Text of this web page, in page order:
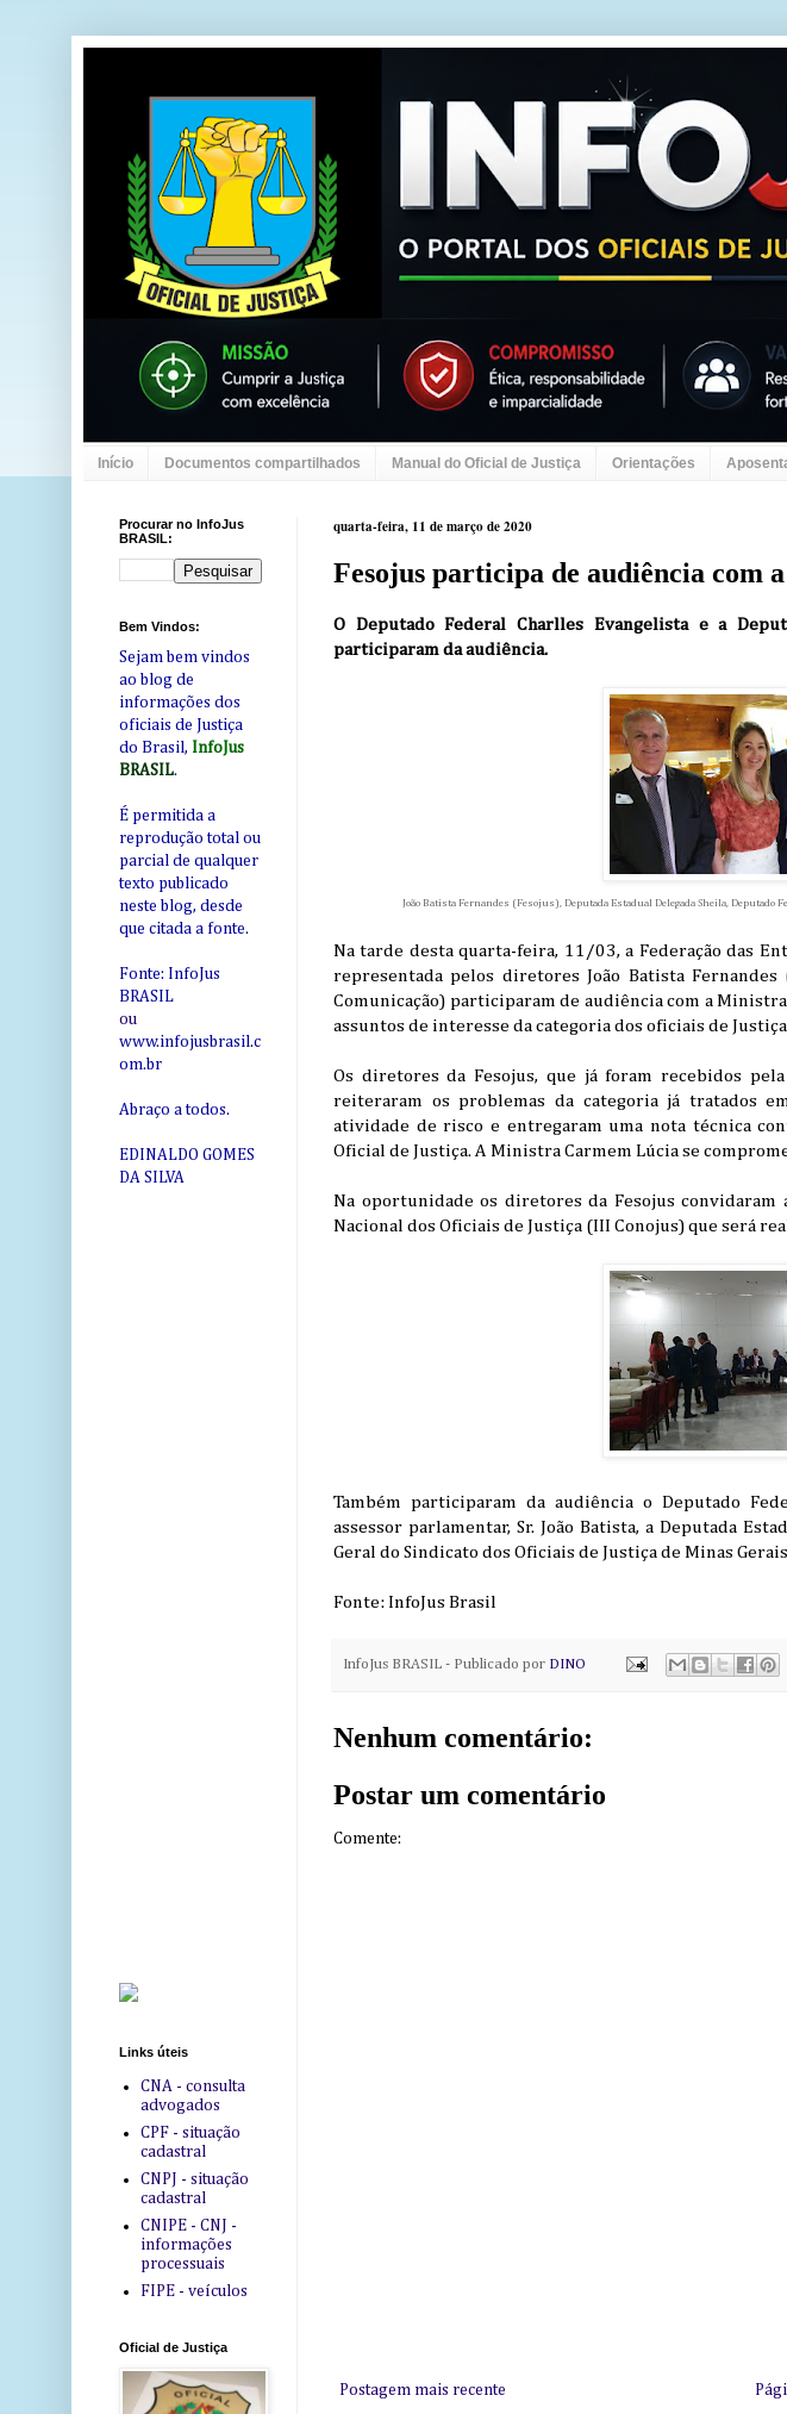
Início Documentos compartilhados Manual do Oficial de Justiça Orientações
quarta-feira, 11 de março de 2020
Fesojus participa de audiência com
O Deputado Federal Charlles Evangelista e a
participaram da audiência.
João Batista Fernandes (Fesojus), Deputada Estadual Delegada Sheila,
Na tarde desta quarta-feira, 11/03, a Federação das
representada pelos diretores João Batista
Comunicação) participaram de audiência com a
assuntos de interesse da categoria dos oficiais de
Os diretores da Fesojus, que já foram recebidos
reiteraram os problemas da categoria já tratados
atividade de risco e entregaram uma nota técnica
Oficial de Justiça. A Ministra Carmem Lúcia se
Na oportunidade os diretores da Fesojus
Nacional dos Oficiais de Justiça (III Conojus) que será
Também participaram da audiência o Deputado
assessor parlamentar, Sr. João Batista, a Deputada
Geral do Sindicato dos Oficiais de Justiça de Minas
Fonte: InfoJus Brasil
InfoJus BRASIL - Publicado por DINO
Nenhum comentário:
Postar um comentário
Comente:
Postagem mais recente
Procurar no InfoJus
BRASIL:
Bem Vindos:
Sejam bem vindos
ao blog de
informações dos
oficiais de Justiça
do Brasil, InfoJus
BRASIL.
É permitida a
reprodução total ou
parcial de qualquer
texto publicado
neste blog, desde
que citada a fonte.
Fonte: InfoJus
BRASIL
ou
www.infojusbrasil.c
om.br
Abraço a todos.
EDINALDO GOMES
DA SILVA
Links úteis
CNA - consulta
advogados
CPF - situação
cadastral
CNPJ - situação
cadastral
CNIPE - CNJ -
informações
processuais
FIPE - veículos
Oficial de Justiça